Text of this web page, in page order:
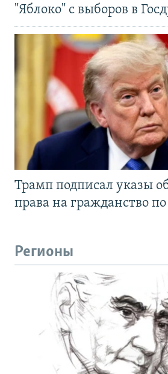
"Яблоко" с выборов в
Трамп подписал указы
права на гражданство
Регионы